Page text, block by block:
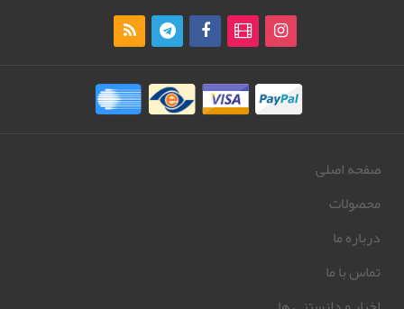
صفحه اصلی
محصولات
درباره ما
تماس با ما